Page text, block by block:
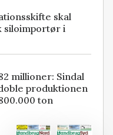
skal
siloimportør i
millioner: Sindal
produktionen
ton